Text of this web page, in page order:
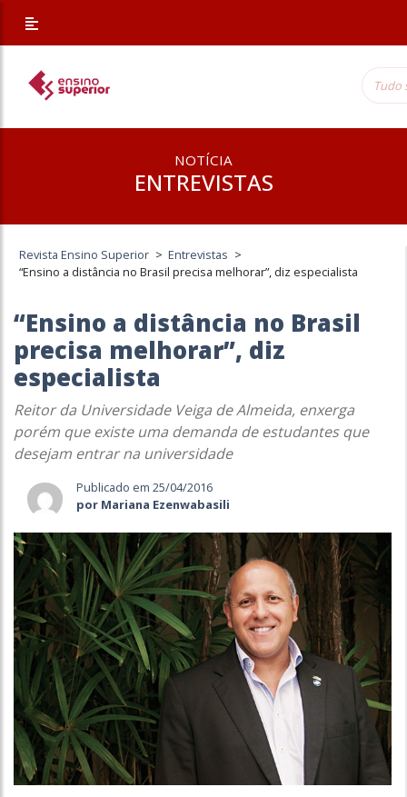
NOTÍCIA
ENTREVISTAS
Revista Ensino Superior > Entrevistas >
“Ensino a distância no Brasil precisa melhorar”, diz especialista
“Ensino a distância no Brasil
precisa melhorar”, diz
especialista
Reitor da Universidade Veiga de Almeida, enxerga
porém que existe uma demanda de estudantes que
desejam entrar na universidade
Publicado em 25/04/2016
por Mariana Ezenwabasili